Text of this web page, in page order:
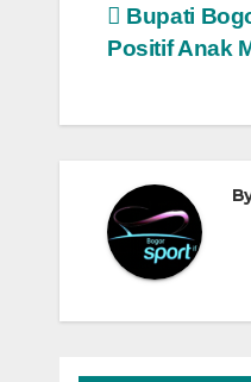
Bupati
Positif Anak